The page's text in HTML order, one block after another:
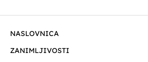
NASLOVNICA
ZANIMLJIVOSTI